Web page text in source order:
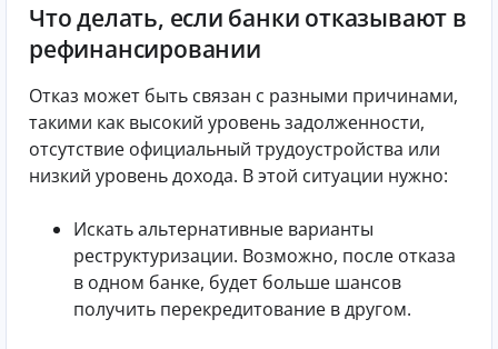
Что делать, если банки отказывают в
рефинансировании
Отказ может быть связан с разными причинами,
такими как высокий уровень задолженности,
отсутствие официальный трудоустройства или
низкий уровень дохода. В этой ситуации нужно:
Искать альтернативные варианты
реструктуризации. Возможно, после отказа
в одном банке, будет больше шансов
получить перекредитование в другом.